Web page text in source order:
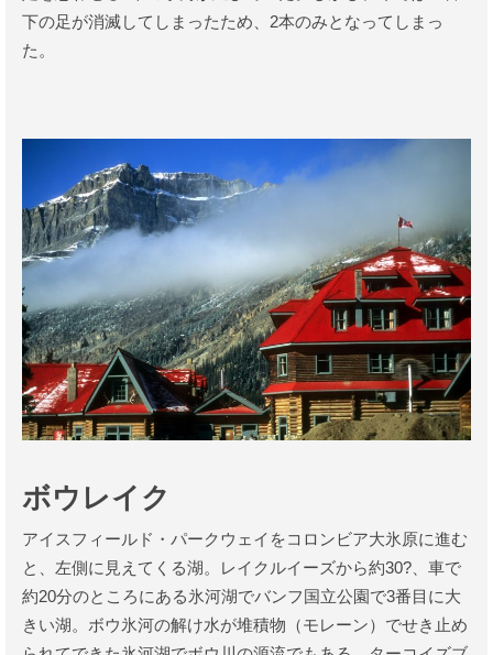
下の足が消滅してしまったため、2本のみとなってしまっ
た。
ボウレイク
アイスフィールド・パークウェイをコロンビア大氷原に進む
と、左側に見えてくる湖。レイクルイーズから約30?、車で
約20分のところにある氷河湖でバンフ国立公園で3番目に大
きい湖。ボウ氷河の解け水が堆積物（モレーン）でせき止め